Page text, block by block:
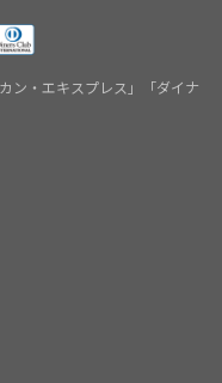
ン・エキスプレス」「ダイナ